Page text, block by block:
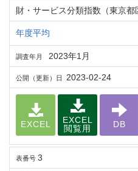
財・サービス分類指数（東京都
年度平均
調査年月 2023年1月
公開（更新）日 2023-02-24
EXCEL
EXCEL
閲覧用
DB
表番号 3